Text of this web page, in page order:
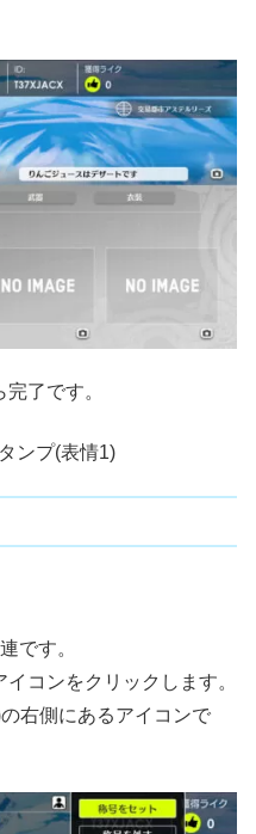
了です。
ンプ(表情1)
です。
コンをクリックします。
右側にあるアイコンで